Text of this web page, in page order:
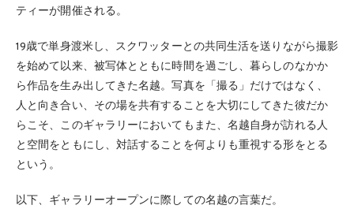
ティーが開催される。
19歳で単身渡米し、スクワッターとの共同生活を送りながら撮影
を始めて以来、被写体とともに時間を過ごし、暮らしのなかか
ら作品を生み出してきた名越。写真を「撮る」だけではなく、
人と向き合い、その場を共有することを大切にしてきた彼だか
らこそ、このギャラリーにおいてもまた、名越自身が訪れる人
と空間をともにし、対話することを何よりも重視する形をとる
という。
以下、ギャラリーオープンに際しての名越の言葉だ。